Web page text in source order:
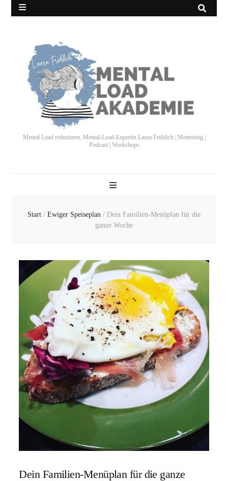
Mental Load reduzieren. Mental-Load-Expertin Laura Fröhlich | Mentoring |
Podcast | Workshops
Start / Ewiger Speiseplan / Dein Familien-Menüplan für die
ganze Woche
Dein Familien-Menüplan für die ganze